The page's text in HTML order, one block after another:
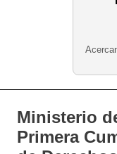
Ministerio
Primera